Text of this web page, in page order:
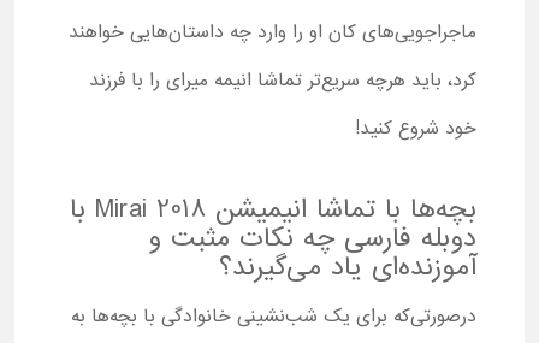
ماجراجویی‌های کان او را وارد چه داستان‌هایی خواهند
کرد، باید هرچه سریع‌تر تماشا انیمه میرای را با فرزند
خود شروع کنید!
بچه‌ها با تماشا انیمیشن Mirai 2018 با
دوبله فارسی چه نکات مثبت و
آموزنده‌ای یاد می‌گیرند؟
درصورتی‌که برای یک شب‌نشینی خانوادگی با بچه‌ها به